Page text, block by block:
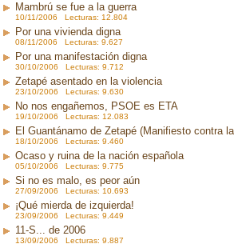
Mambrú se fue a la guerra
10/11/2006 Lecturas: 12.804
Por una vivienda digna
08/11/2006 Lecturas: 9.627
Por una manifestación digna
30/10/2006 Lecturas: 9.712
Zetapé asentado en la violencia
23/10/2006 Lecturas: 9.630
No nos engañemos, PSOE es ETA
19/10/2006 Lecturas: 12.083
El Guantánamo de Zetapé (Manifiesto contra
18/10/2006 Lecturas: 9.460
Ocaso y ruina de la nación española
05/10/2006 Lecturas: 9.775
Si no es malo, es peor aún
27/09/2006 Lecturas: 10.693
¡Qué mierda de izquierda!
23/09/2006 Lecturas: 9.449
11-S... de 2006
13/09/2006 Lecturas: 9.887